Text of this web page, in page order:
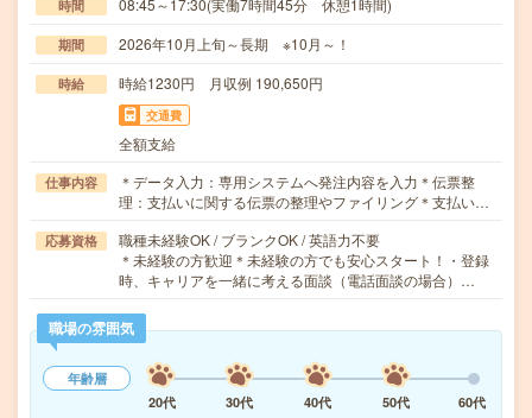
時間 08:45～17:30(実働7時間45分 休憩1時間)
期間 2026年10月上旬～長期 ※10月～！
時給 時給1230円 月収例 190,650円
交通費
全額支給
仕事内容
＊データ入力：専用システムへ発注内容を入力＊伝票整
理：支払いに関する伝票の整理やファイリング＊支払い…
応募資格
職種未経験OK / ブランクOK / 英語力不要
＊未経験の方歓迎＊未経験の方でも安心スタート！・登録
時、キャリアを一緒に考える面談（電話面談の場合）…
職場の雰囲気
年齢層
20代
30代 40代 50代
60代